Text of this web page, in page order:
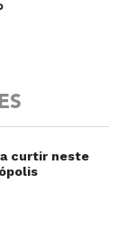
curtir neste